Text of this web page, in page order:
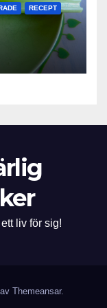
RECEPT
liv för sig!
Themeansar.